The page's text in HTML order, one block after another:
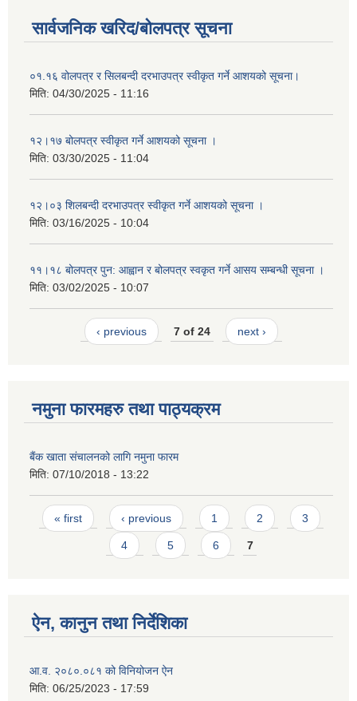
सार्वजनिक खरिद/बोलपत्र सूचना
०१.१६ वोलपत्र र सिलबन्दी दरभाउपत्र स्वीकृत गर्ने आशयको सूचना।
मिति: 04/30/2025 - 11:16
१२।१७ बोलपत्र स्वीकृत गर्ने आशयको सूचना ।
मिति: 03/30/2025 - 11:04
१२।०३ शिलबन्दी दरभाउपत्र स्वीकृत गर्ने आशयको सूचना ।
मिति: 03/16/2025 - 10:04
११।१८ बोलपत्र पुन: आह्वान र बोलपत्र स्वकृत गर्ने आसय सम्बन्धी सूचना ।
मिति: 03/02/2025 - 10:07
‹ previous 7 of 24 next ›
नमुना फारमहरु तथा पाठ्यक्रम
बैंक खाता संचालनको लागि नमुना फारम
मिति: 07/10/2018 - 13:22
Pages
« first ‹ previous 1 2 3
4 5 6 7
ऐन, कानुन तथा निर्देशिका
आ.व. २०८०.०८१ को विनियोजन ऐन
मिति: 06/25/2023 - 17:59